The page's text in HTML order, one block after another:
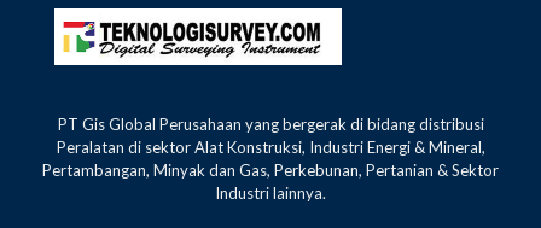
Jual Baby RollerSAKAI HV51STDengan Berat 620Kg
PT Gis Global Perusahaan yang bergerak di bidang distribusi
Peralatan di sektor Alat Konstruksi, Industri Energi & Mineral,
Pertambangan, Minyak dan Gas, Perkebunan, Pertanian & Sektor
Industri lainnya.